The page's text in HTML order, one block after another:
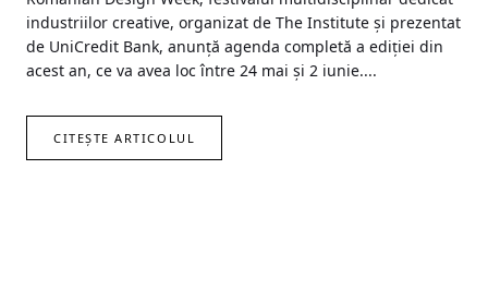
industriilor creative, organizat de The Institute și prezentat
de UniCredit Bank, anunță agenda completă a ediției din
acest an, ce va avea loc între 24 mai și 2 iunie....
CITEȘTE ARTICOLUL